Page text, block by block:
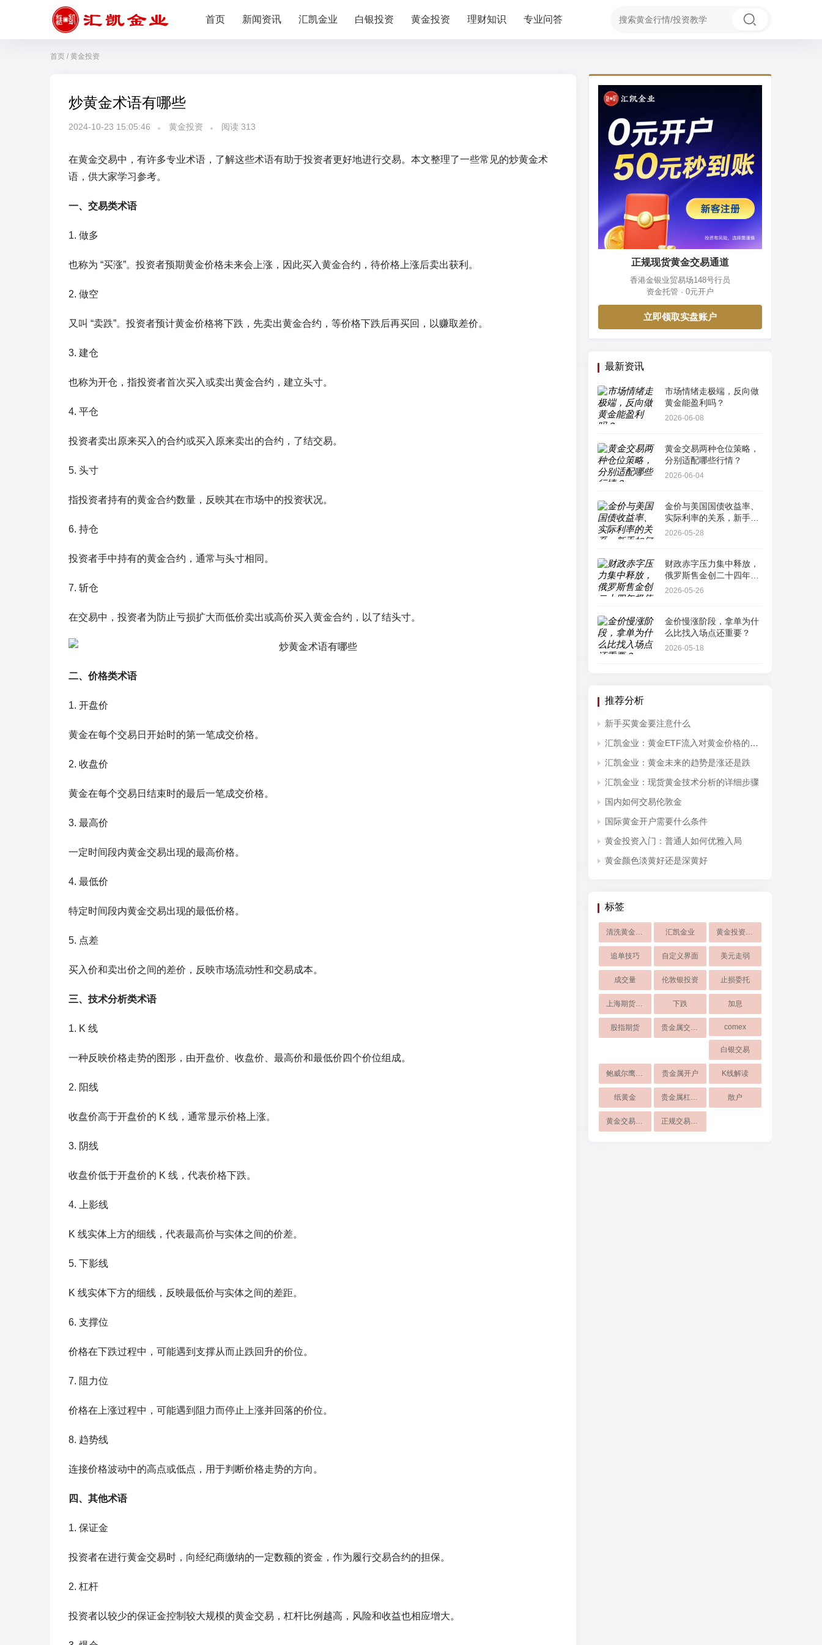
首页 新闻资讯 汇凯金业 白银投资 黄金投资 理财知识 专业问答
首页 / 黄金投资
炒黄金术语有哪些
2024-10-23 15:05:46 黄金投资 阅读 313
在黄金交易中，有许多专业术语，了解这些术语有助于投资者更好地进行交易。本文整理了一些常见的炒黄金术
语，供大家学习参考。
一、交易类术语
1. 做多
也称为 “买涨”。投资者预期黄金价格未来会上涨，因此买入黄金合约，待价格上涨后卖出获利。
2. 做空
又叫 “卖跌”。投资者预计黄金价格将下跌，先卖出黄金合约，等价格下跌后再买回，以赚取差价。
3. 建仓
也称为开仓，指投资者首次买入或卖出黄金合约，建立头寸。
4. 平仓
投资者卖出原来买入的合约或买入原来卖出的合约，了结交易。
5. 头寸
指投资者持有的黄金合约数量，反映其在市场中的投资状况。
6. 持仓
投资者手中持有的黄金合约，通常与头寸相同。
7. 斩仓
在交易中，投资者为防止亏损扩大而低价卖出或高价买入黄金合约，以了结头寸。
二、价格类术语
1. 开盘价
黄金在每个交易日开始时的第一笔成交价格。
2. 收盘价
黄金在每个交易日结束时的最后一笔成交价格。
3. 最高价
一定时间段内黄金交易出现的最高价格。
4. 最低价
特定时间段内黄金交易出现的最低价格。
5. 点差
买入价和卖出价之间的差价，反映市场流动性和交易成本。
三、技术分析类术语
1. K 线
一种反映价格走势的图形，由开盘价、收盘价、最高价和最低价四个价位组成。
2. 阳线
收盘价高于开盘价的 K 线，通常显示价格上涨。
3. 阴线
收盘价低于开盘价的 K 线，代表价格下跌。
4. 上影线
K 线实体上方的细线，代表最高价与实体之间的价差。
5. 下影线
K 线实体下方的细线，反映最低价与实体之间的差距。
6. 支撑位
价格在下跌过程中，可能遇到支撑从而止跌回升的价位。
7. 阻力位
价格在上涨过程中，可能遇到阻力而停止上涨并回落的价位。
8. 趋势线
连接价格波动中的高点或低点，用于判断价格走势的方向。
四、其他术语
1. 保证金
投资者在进行黄金交易时，向经纪商缴纳的一定数额的资金，作为履行交易合约的担保。
2. 杠杆
投资者以较少的保证金控制较大规模的黄金交易，杠杆比例越高，风险和收益也相应增大。
正规现货黄金交易通道
香港金银业贸易场148号行员
资金托管 · 0元开户
立即领取实盘账户
最新资讯
市场情绪走极端，反向做
黄金能盈利吗？
2026-06-08
黄金交易两种仓位策略，
分别适配哪些行情？
2026-06-04
金价与美国国债收益率、
实际利率的关系，新手如
何看懂最简单指标？
2026-05-28
财政赤字压力集中释放，
俄罗斯售金创二十四年极
值
2026-05-26
金价慢涨阶段，拿单为什
么比找入场点还重要？
2026-05-18
推荐分析
新手买黄金要注意什么
汇凯金业：黄金ETF流入对黄金价格的影响分析
汇凯金业：黄金未来的趋势是涨还是跌
汇凯金业：现货黄金技术分析的详细步骤
国内如何交易伦敦金
国际黄金开户需要什么条件
黄金投资入门：普通人如何优雅入局
黄金颜色淡黄好还是深黄好
标签
清洗黄金首饰 汇凯金业 黄金投资选择
追单技巧 自定义界面 美元走弱
成交量 伦敦银投资 止损委托
上海期货交易所 下跌 加息
股指期货 贵金属交易所 comex
白银交易
鲍威尔鹰派讲话 贵金属开户 K线解读
纸黄金 贵金属杠杆交易 散户
黄金交易策略 正规交易平台